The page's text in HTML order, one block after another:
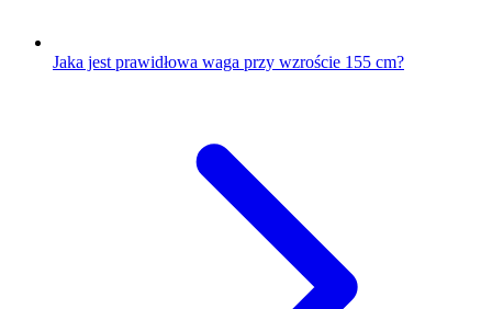
Jaka jest prawidłowa waga przy wzroście 155 cm?